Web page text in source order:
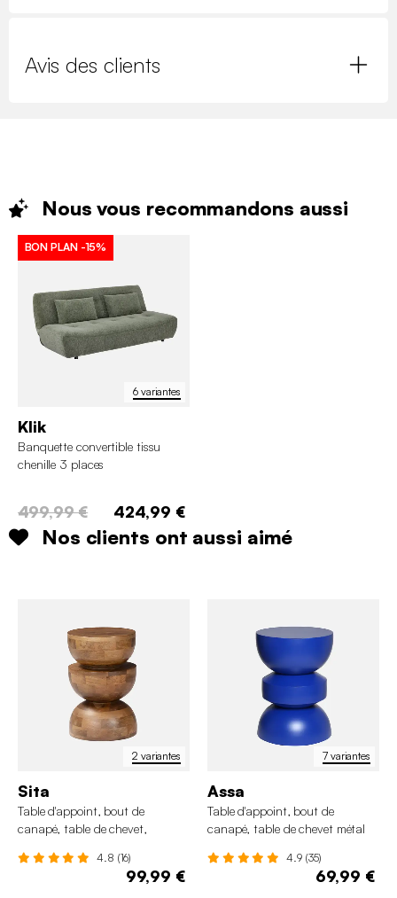
Avis des clients
Nous vous recommandons aussi
6 variantes
BON PLAN -15%
Klik
Banquette convertible tissu
chenille 3 places
499,99 € 424,99 €
Nos clients ont aussi aimé
2 variantes
Sita
Table d'appoint, bout de
canapé, table de chevet,
x H45cm
4.8 (16)
99,99 €
7 variantes
Assa
Table d'appoint, bout de
canapé, table de chevet métal
4.9 (35)
69,99 €